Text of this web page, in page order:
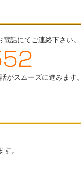
話にてご連絡下さい。
がスムーズに進みます。
。